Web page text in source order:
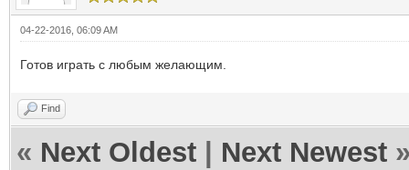
04-22-2016, 06:09 AM
Готов играть с любым желающим.
Find
« Next Oldest Next Newest